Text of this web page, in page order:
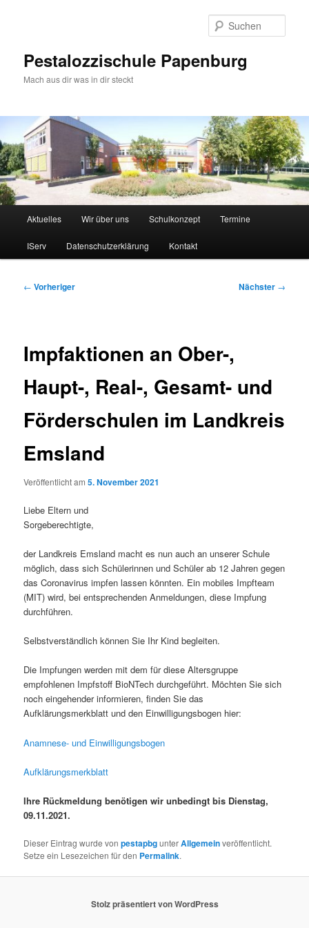
Pestalozzischule Papenburg
Mach aus dir was in dir steckt
Aktuelles Wir über uns Schulkonzept Termine
IServ Datenschutzerklärung Kontakt
Beitragsnavigation
← Vorheriger Nächster →
Impfaktionen an Ober-,
Haupt-, Real-, Gesamt- und
Förderschulen im Landkreis
Emsland
Veröffentlicht am5. November 2021
Liebe Eltern und
Sorgeberechtigte,
der Landkreis Emsland macht es nun auch an unserer Schule
möglich, dass sich Schülerinnen und Schüler ab 12 Jahren gegen
das Coronavirus impfen lassen könnten. Ein mobiles Impfteam
(MIT) wird, bei entsprechenden Anmeldungen, diese Impfung
durchführen.
Selbstverständlich können Sie Ihr Kind begleiten.
Die Impfungen werden mit dem für diese Altersgruppe
empfohlenen Impfstoff BioNTech durchgeführt. Möchten Sie sich
noch eingehender informieren, finden Sie das
Aufklärungsmerkblatt und den Einwilligungsbogen hier:
Anamnese- und Einwilligungsbogen
Aufklärungsmerkblatt
Ihre Rückmeldung benötigen wir unbedingt bis Dienstag,
09.11.2021.
Dieser Eintrag wurde vonpestapbgunterAllgemeinveröffentlicht.
Setze ein Lesezeichen für den Permalink.
Stolz präsentiert von WordPress